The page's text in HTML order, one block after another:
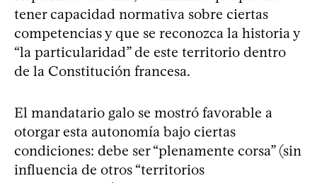
tener capacidad normativa sobre ciertas
competencias y que se reconozca la historia y
“la particularidad” de este territorio dentro
de la Constitución francesa.
El mandatario galo se mostró favorable a
otorgar esta autonomía bajo ciertas
condiciones: debe ser “plenamente corsa” (sin
influencia de otros “territorios